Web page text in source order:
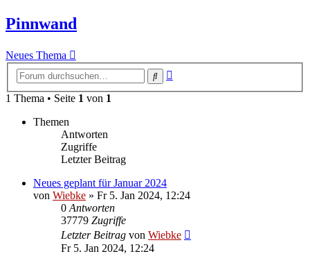
Pinnwand
Neues Thema
Suche
1 Thema • Seite 1 von 1
Themen
Antworten
Zugriffe
Letzter Beitrag
Neues geplant für Januar 2024
von Wiebke » Fr 5. Jan 2024, 12:24
0Antworten
37779 Zugriffe
Letzter Beitrag von Wiebke
Fr 5. Jan 2024, 12:24